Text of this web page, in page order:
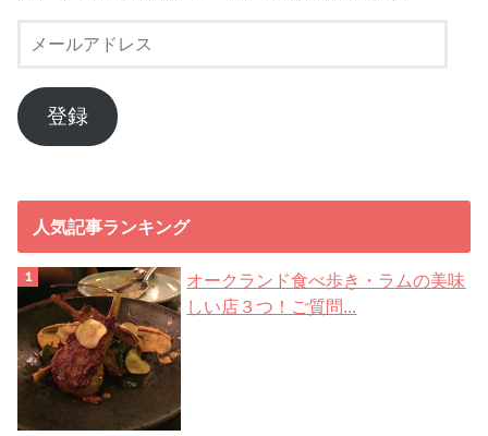
ー
ア
ド
登録
人気記事ランキング
オークランド食べ歩き・ラムの美味
しい店３つ！ご質問...